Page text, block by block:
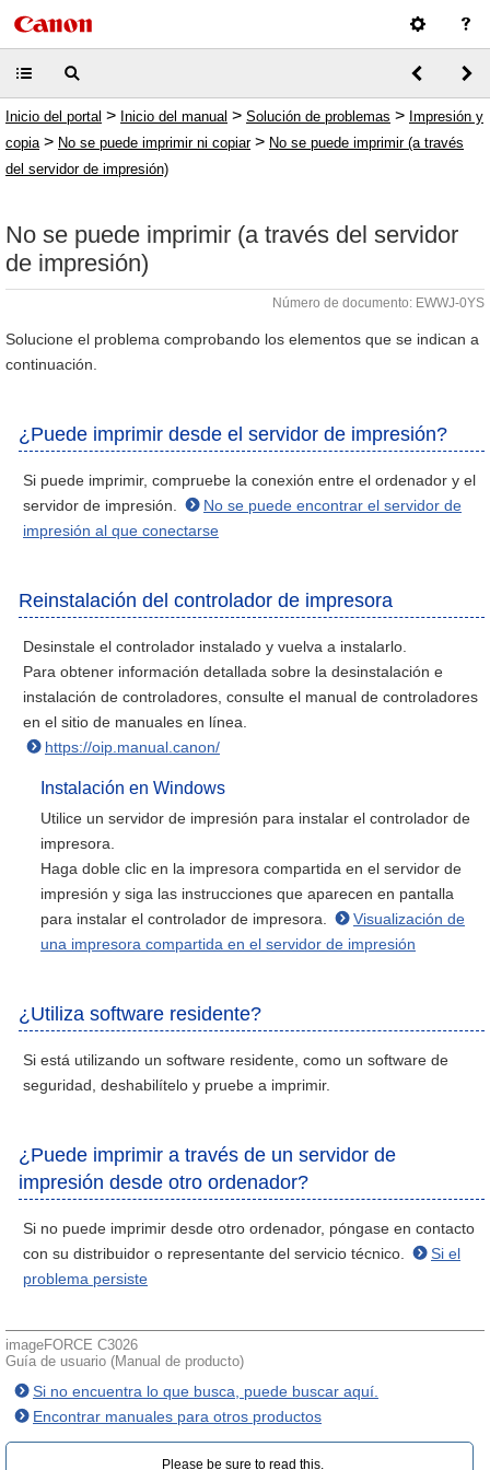
Inicio del portal > Inicio del manual > Solución de problemas > Impresión y
copia > No se puede imprimir ni copiar> No se puede imprimir (a través
del servidor de impresión)
No se puede imprimir (a través del servidor
de impresión)
Número de documento: EWWJ-0YS
Solucione el problema comprobando los elementos que se indican a
continuación.
¿Puede imprimir desde el servidor de impresión?
Si puede imprimir, compruebe la conexión entre el ordenador y el
servidor de impresión.
No se puede encontrar el servidor de
impresión al que conectarse
Reinstalación del controlador de impresora
Desinstale el controlador instalado y vuelva a instalarlo.
Para obtener información detallada sobre la desinstalación e
instalación de controladores, consulte el manual de controladores
en el sitio de manuales en línea.
https://oip.manual.canon/
Instalación en Windows
Utilice un servidor de impresión para instalar el controlador de
impresora.
Haga doble clic en la impresora compartida en el servidor de
impresión y siga las instrucciones que aparecen en pantalla
para instalar el controlador de impresora.
Visualización de
una impresora compartida en el servidor de impresión
¿Utiliza software residente?
Si está utilizando un software residente, como un software de
seguridad, deshabilítelo y pruebe a imprimir.
¿Puede imprimir a través de un servidor de
impresión desde otro ordenador?
Si no puede imprimir desde otro ordenador, póngase en contacto
con su distribuidor o representante del servicio técnico.
Si el
problema persiste
imageFORCE C3026
Guía de usuario (Manual de producto)
Si no encuentra lo que busca, puede buscar aquí.
Encontrar manuales para otros productos
Please be sure to read this.‎